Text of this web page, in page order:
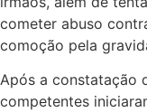
cometer abuso
comoção pela
Após a constatação
competentes